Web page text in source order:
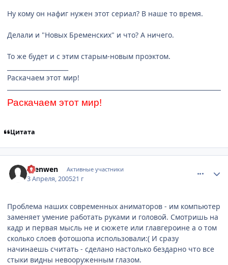
Ну кому он нафиг нужен этот сериал? В наше то время.
Делали и "Новых Бременских" и что? А ничего.
То же будет и с этим старым-новым проэктом.
Раскачаем этот мир!
Раскачаем этот мир!
Цитата
Brenwen Активные участники
3 Апреля, 200521 г
Проблема наших современных аниматоров - им компьютер
заменяет умение работать руками и головой. Смотришь на
кадр и первая мысль не и сюжете или главгероине а о том
сколько слоев фотошопа использовали:( И сразу
начинаешь считать - сделано настолько бездарно что все
стыки видны невооруженным глазом.